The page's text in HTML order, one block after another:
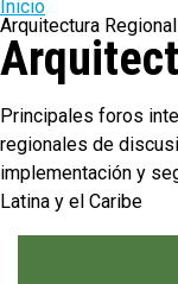
Ruta
de
navegación
Inicio
Arquitectura Regional
Principales foros
regionales de
implementación y
Latina y el Caribe